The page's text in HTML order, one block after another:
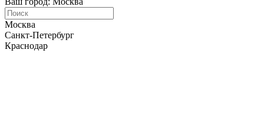
Москва
Санкт-Петербург
Краснодар